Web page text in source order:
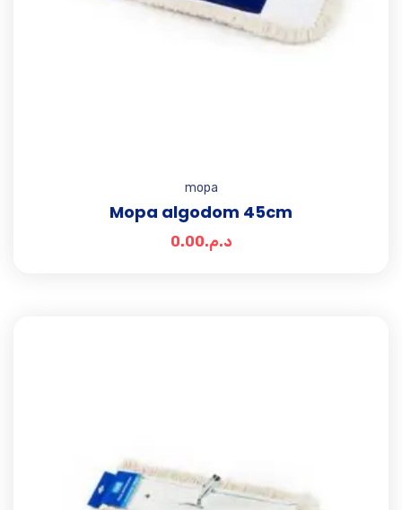
mopa
Mopa algodom 45cm
د.م.0.00